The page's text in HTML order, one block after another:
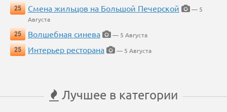
25
Смена жильцов на Большой Печерской
— 5
Августа
25
Волшебная синева
— 5 Августа
25
Интерьер ресторана — 5 Августа
Лучшее в категории